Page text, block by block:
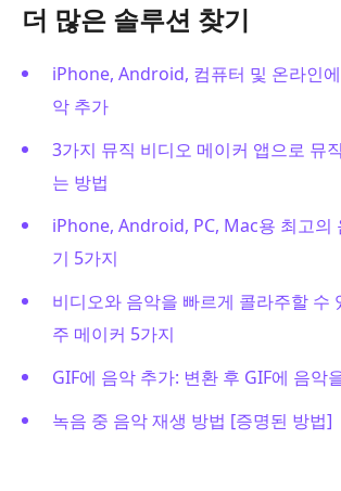
더 많은 솔루션 찾기
iPhone, Android, 컴퓨터 및 온라인
악 추가
3가지 뮤직 비디오 메이커 앱으로 뮤
는 방법
iPhone, Android, PC, Mac용 최고의
기 5가지
비디오와 음악을 빠르게 콜라주할 수
주 메이커 5가지
GIF에 음악 추가: 변환 후 GIF에 음악
녹음 중 음악 재생 방법 [증명된 방법]